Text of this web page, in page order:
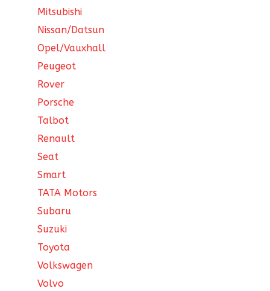
Mitsubishi
Nissan/Datsun
Opel/Vauxhall
Peugeot
Rover
Porsche
Talbot
Renault
Seat
Smart
TATA Motors
Subaru
Suzuki
Toyota
Volkswagen
Volvo